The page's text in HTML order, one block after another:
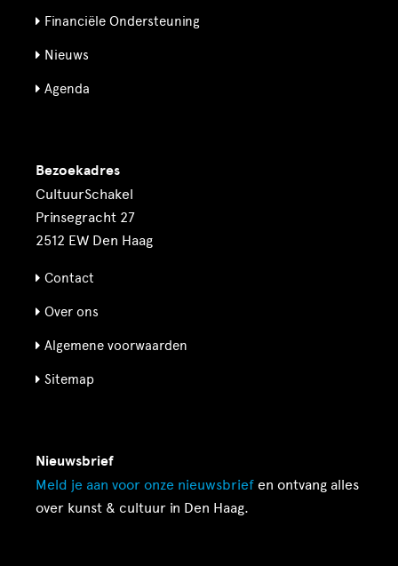
Financiële Ondersteuning
Nieuws
Agenda
Bezoekadres
CultuurSchakel
Prinsegracht 27
2512 EW Den Haag
Contact
Over ons
Algemene voorwaarden
Sitemap
Nieuwsbrief
Meld je aan voor onze nieuwsbrief en ontvang alles
over kunst & cultuur in Den Haag.